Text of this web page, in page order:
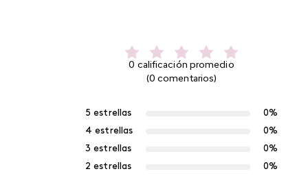
0 calificación promedio
(0 comentarios)
5 estrellas
0%
4 estrellas
0%
3 estrellas
0%
2 estrellas
0%